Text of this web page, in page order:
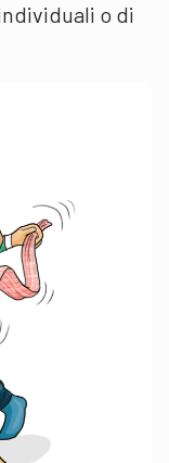
o di